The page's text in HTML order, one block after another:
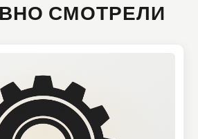
СМОТРЕЛИ